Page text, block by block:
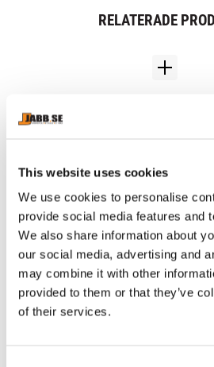
This website uses cookies
We use cookies to personalise
provide social media features and
We also share information about
our social media, advertising and
may combine it with other
provided to them or that they’ve
of their services.
RELATERADE
ABILICA: SOFT GRIP
Mjuk boll att klämma på för
att stressa ner och träna
greppstyrkan med
129kr
- GUL